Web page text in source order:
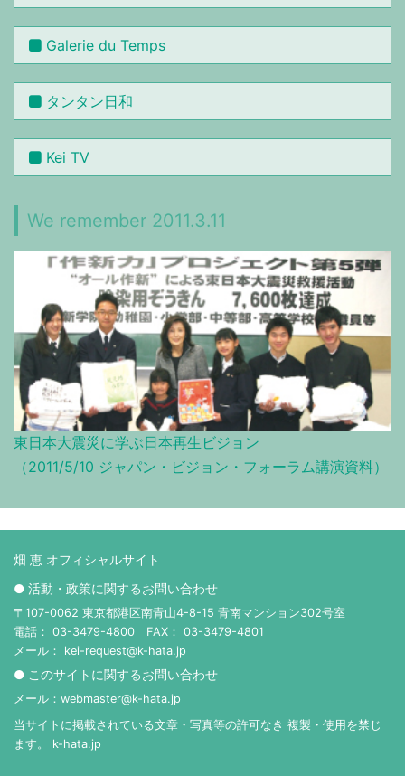
Galerie du Temps
タンタン日和
Kei TV
We remember 2011.3.11
東日本大震災に学ぶ日本再生ビジョン
（2011/5/10 ジャパン・ビジョン・フォーラム講演資料）
畑 恵 オフィシャルサイト
● 活動・政策に関するお問い合わせ
〒107-0062 東京都港区南青山4-8-15 青南マンション302号室
電話： 03-3479-4800 FAX： 03-3479-4801
メール： kei-request@k-hata.jp
● このサイトに関するお問い合わせ
メール：webmaster@k-hata.jp
当サイトに掲載されている文章・写真等の許可なき 複製・使用を禁じ
ます。 k-hata.jp